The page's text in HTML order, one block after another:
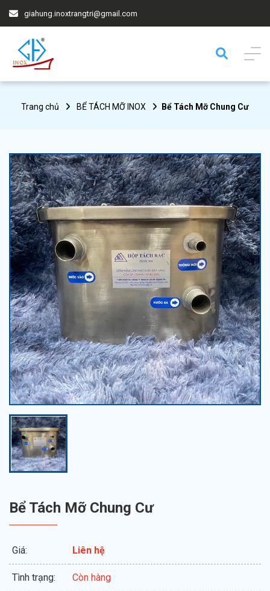
giahung.inoxtrangtri@gmail.com
Trang chủ BỂ TÁCH MỠ INOX Bể Tách Mỡ Chung Cư
Bể Tách Mỡ Chung Cư
Giá: Liên hệ
Tình trạng: Còn hàng